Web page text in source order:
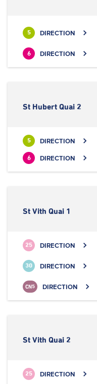
5 DIRECTION
6 DIRECTION
St Hubert Quai 2
5 DIRECTION
6 DIRECTION
St Vith Quai 1
25 DIRECTION
30 DIRECTION
CN5 DIRECTION
St Vith Quai 2
25 DIRECTION